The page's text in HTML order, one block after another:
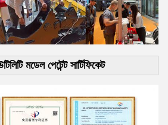
মডেল পেটেন্ট সার্টিফিকেট